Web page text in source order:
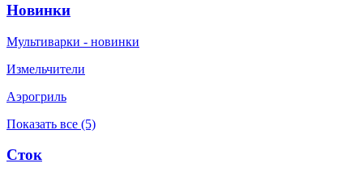
Новинки
Мультиварки - новинки
Измельчители
Аэрогриль
Показать все (5)
Сток